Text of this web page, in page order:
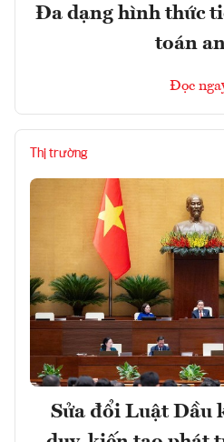
Đa dạng hình thức
toán
Đọc
Thị trường
Sửa đổi Luật Dầu